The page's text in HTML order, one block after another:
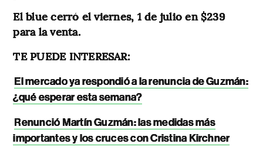
El blue cerró el viernes, 1 de julio en $239
para la venta.
TE PUEDE INTERESAR:
El mercado ya respondió a la renuncia de Guzmán:
¿qué esperar esta semana?
Renunció Martín Guzmán: las medidas más
importantes y los cruces con Cristina Kirchner